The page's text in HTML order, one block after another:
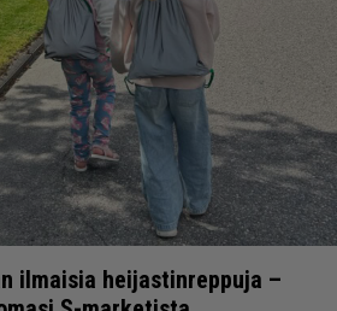
ilmaisia heijastinreppuja –